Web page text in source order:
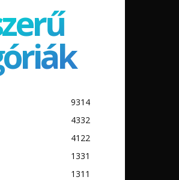
9314
4332
4122
1331
1311